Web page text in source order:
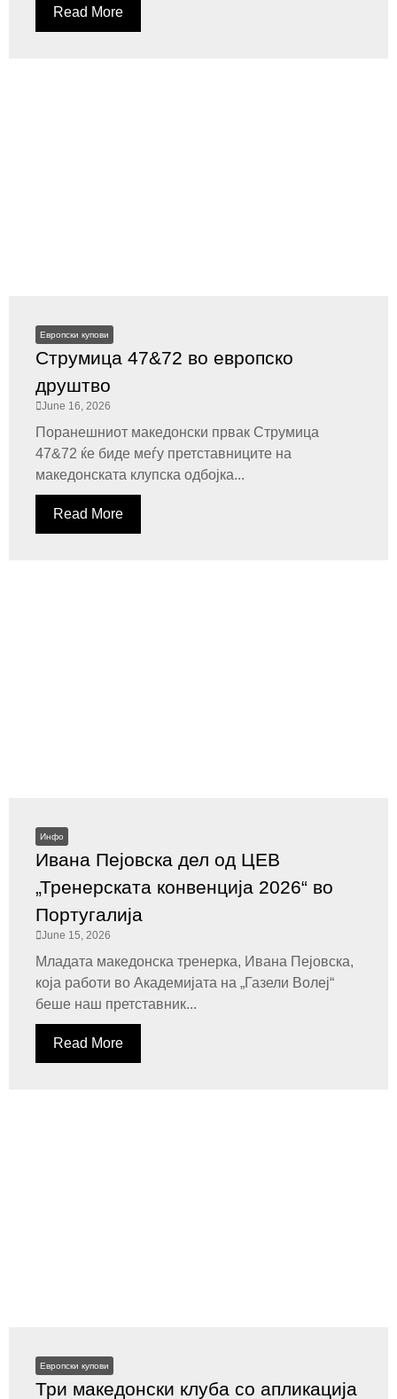
Read More
Европски купови
Струмица 47&72 во европско
друштво
June 16, 2026
Поранешниот македонски првак Струмица
47&72 ќе биде меѓу претставниците на
македонската клупска одбојка...
Read More
Инфо
Ивана Пејовска дел од ЦЕВ
„Тренерската конвенција 2026“ во
Португалија
June 15, 2026
Младата македонска тренерка, Ивана Пејовска,
која работи во Академијата на „Газели Волеј“
беше наш претставник...
Read More
Европски купови
Три македонски клуба со апликација